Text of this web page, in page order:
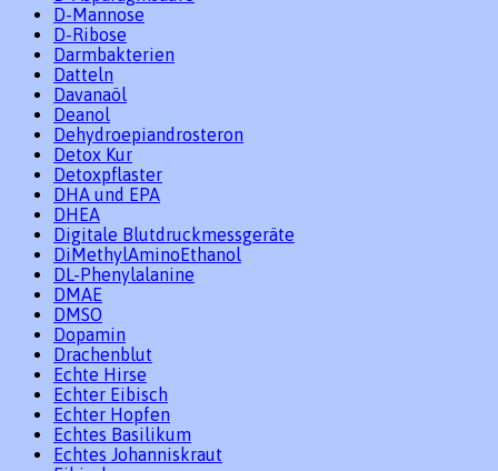
D-Mannose
D-Ribose
Darmbakterien
Datteln
Davanaöl
Deanol
Dehydroepiandrosteron
Detox Kur
Detoxpflaster
DHA und EPA
DHEA
Digitale Blutdruckmessgeräte
DiMethylAminoEthanol
DL-Phenylalanine
DMAE
DMSO
Dopamin
Drachenblut
Echte Hirse
Echter Eibisch
Echter Hopfen
Echtes Basilikum
Echtes Johanniskraut